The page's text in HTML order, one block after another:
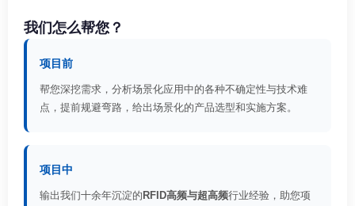
我们怎么帮您？
项目前
帮您深挖需求，分析场景化应用中的各种不确定性与技术难
点，提前规避弯路，给出场景化的产品选型和实施方案。
项目中
输出我们十余年沉淀的 RFID高频与超高频行业经验，助您项